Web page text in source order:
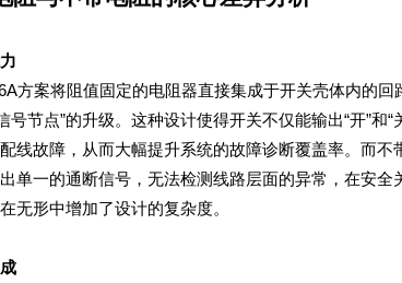
无形中增加了设计的复杂度。